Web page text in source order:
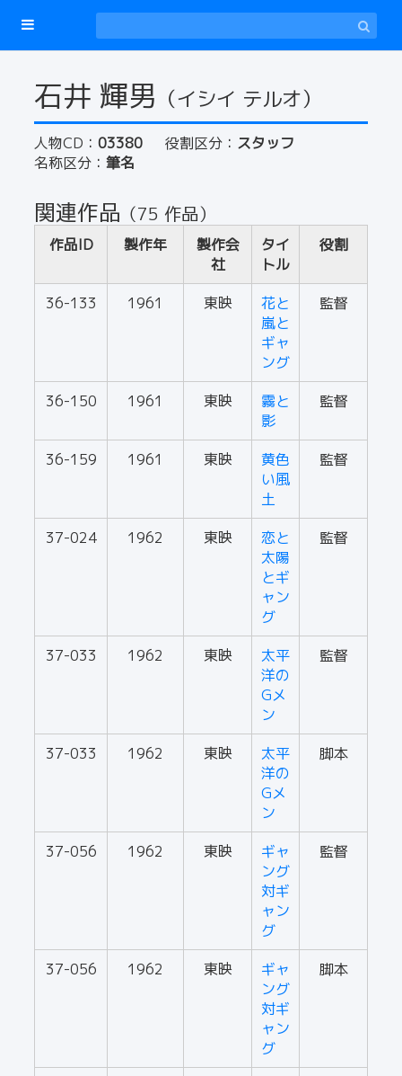
石井 輝男 （イシイ テルオ）
人物CD： 03380 役割区分： スタッフ
名称区分： 筆名
関連作品 （75 作品）
作品ID 製作年
製作会
社
タイ
トル
役割
36-133 1961 東映
花と
嵐と
ギャ
ング
監督
36-150 1961 東映
霧と
影
監督
36-159 1961 東映
黄色
い風
土
監督
37-024 1962 東映
恋と
太陽
とギ
ャン
グ
監督
37-033 1962 東映
太平
洋の
Gメ
ン
監督
37-033 1962 東映
太平
洋の
Gメ
ン
脚本
37-056 1962 東映
ギャ
ング
対ギ
ャン
グ
監督
37-056 1962 東映
ギャ
ング
対ギ
ャン
グ
脚本